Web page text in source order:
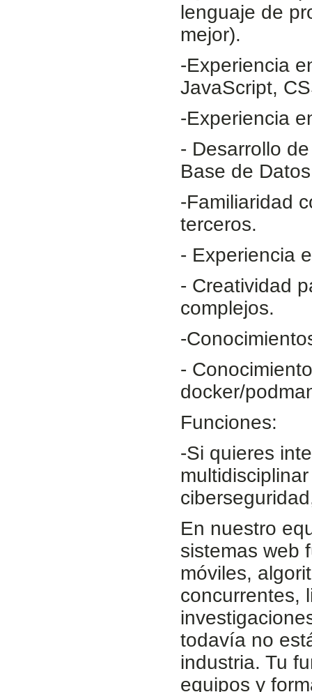
lenguaje de
mejor).
-Experiencia
JavaScript,
-Experiencia
- Desarrollo
Base de
-Familiaridad
terceros.
- Experiencia
- Creatividad
complejos.
-
-
docker/
Funciones:
-Si quieres
En nuestro
sistemas web
móviles,
concurrentes,
todavía no
industria. Tu
equipos y